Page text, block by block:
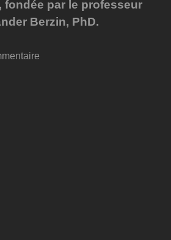
fondée par le professeur
Berzin, PhD.